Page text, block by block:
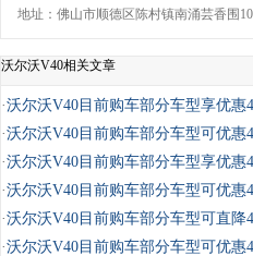
地址：佛山市顺德区陈村镇南涌芸香围
沃尔沃V40相关文章
·沃尔沃V40目前购车部分车型享优惠
·沃尔沃V40目前购车部分车型可优惠
·沃尔沃V40目前购车部分车型享优惠
·沃尔沃V40目前购车部分车型可优惠
·沃尔沃V40目前购车部分车型可直降
·沃尔沃V40目前购车部分车型可优惠